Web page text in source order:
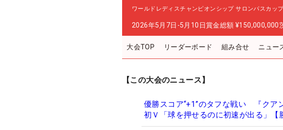
ワールドレディスチャンピオンシップ サロンパスカッ
2026年5月7日-5月10日賞金総額 ¥150,000,000
大会TOP リーダーボード 組み合せ ニュー
【この大会のニュース】
優勝スコア“+1”のタフな戦い 『ク
初Ｖ「球を押せるのに初速が出る」【